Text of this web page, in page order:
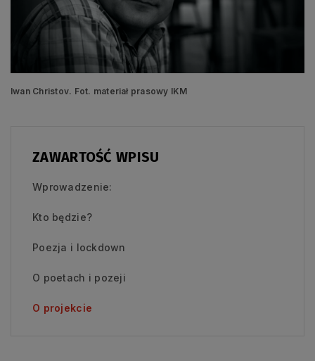
Iwan Christov. Fot. materiał prasowy IKM
ZAWARTOŚĆ WPISU
Wprowadzenie:
Kto będzie?
Poezja i lockdown
O poetach i pozeji
O projekcie